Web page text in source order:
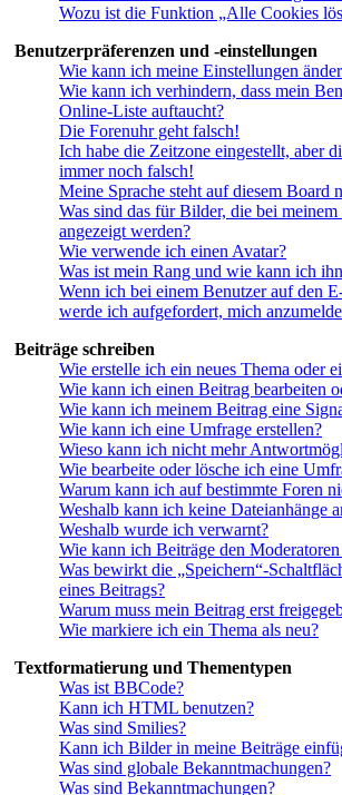
Wozu ist die Funktion „Alle Cookies
Benutzerpräferenzen und -einstellungen
Wie kann ich meine Einstellungen
Wie kann ich verhindern, dass mein
Online-Liste auftaucht?
Die Forenuhr geht falsch!
Ich habe die Zeitzone eingestellt, aber
immer noch falsch!
Meine Sprache steht auf diesem Board
Was sind das für Bilder, die bei meinem
angezeigt werden?
Wie verwende ich einen Avatar?
Was ist mein Rang und wie kann ich
Wenn ich bei einem Benutzer auf den
werde ich aufgefordert, mich
Beiträge schreiben
Wie erstelle ich ein neues Thema oder
Wie kann ich einen Beitrag bearbeiten
Wie kann ich meinem Beitrag eine
Wie kann ich eine Umfrage erstellen?
Wieso kann ich nicht mehr
Wie bearbeite oder lösche ich eine
Warum kann ich auf bestimmte Foren
Weshalb kann ich keine Dateianhänge
Weshalb wurde ich verwarnt?
Wie kann ich Beiträge den
Was bewirkt die „Speichern“-
eines Beitrags?
Warum muss mein Beitrag erst
Wie markiere ich ein Thema als neu?
Textformatierung und Thementypen
Was ist BBCode?
Kann ich HTML benutzen?
Was sind Smilies?
Kann ich Bilder in meine Beiträge
Was sind globale Bekanntmachungen?
Was sind Bekanntmachungen?